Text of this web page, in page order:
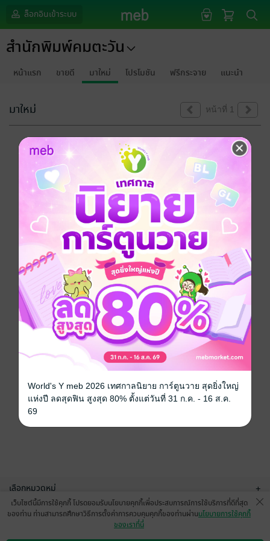
ล็อกอินเข้าระบบ
สำนักพิมพ์คมตะวัน
หน้าแรก ขายดี มาใหม่ โปรโมชัน ฟรีกระจาย แนะนำ
มาใหม่ หน้าที่ 1
ขออภัยด้วยนะคะ
ไม่พบข้อมูลในหัวข้อที่คุณกำลังชมค่ะ
เลือกหมวดหมู่ +
บริการช่วยเหลือ
เว็บไซต์นี้มีการใช้คุกกี้ โปรดยอมรับนโยบายคุกกี้เพื่อประสบการณ์การใช้บริการที่ดีที่สุด
ของท่าน ท่านสามารถศึกษาวิธีการตั้งค่าการควบคุมคุกกี้ของท่านผ่านนโยบายการใช้คุกกี้
ของเราที่นี่
World's Y meb 2026 เทศกาลนิยาย การ์ตูนวาย สุดยิ่งใหญ่
แห่งปี ลดสุดฟิน สูงสุด 80% ตั้งแต่วันที่ 31 ก.ค. - 16 ส.ค.
69